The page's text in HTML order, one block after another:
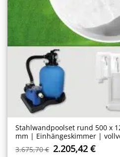
Stahlwand­poolset rund 500 x
mm | Einhängeskimmer |
3.675,70€ Ursprünglicher
2.205,42€